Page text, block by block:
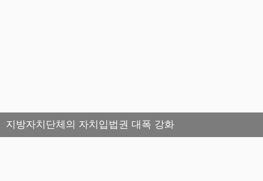
지방자치단체의 자치입법권 대폭 강화